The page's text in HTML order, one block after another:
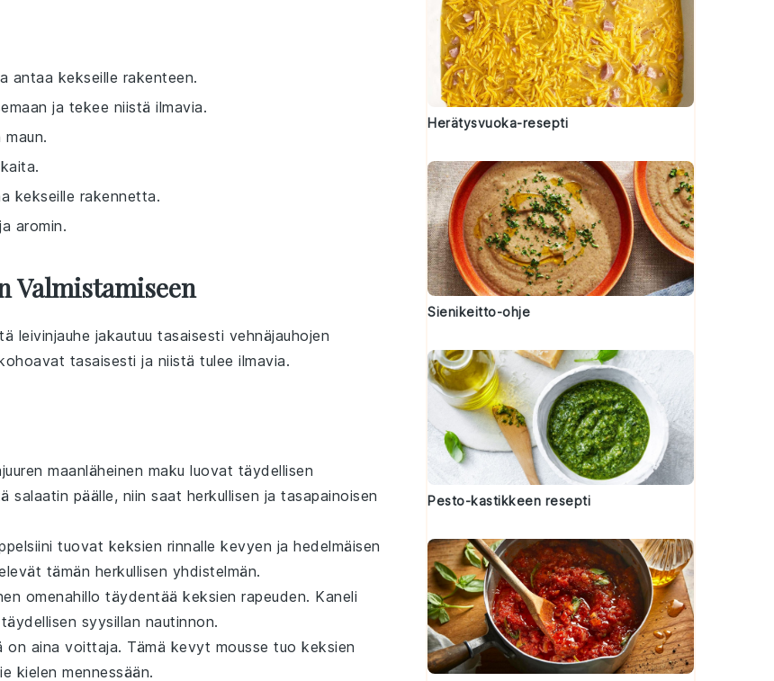
antaa kekseille rakenteen.
ja tekee niistä ilmavia.
kekseille rakennetta.
aromin.
Valmistamiseen
leivinjauhe jakautuu tasaisesti vehnäjauhojen
tasaisesti ja niistä tulee ilmavia.
maanläheinen maku luovat täydellisen
salaatin päälle, niin saat herkullisen ja tasapainoisen
tuovat keksien rinnalle kevyen ja hedelmäisen
tämän herkullisen yhdistelmän.
omenahillo täydentää keksien rapeuden. Kaneli
syysillan nautinnon.
on aina voittaja. Tämä kevyt mousse tuo keksien
kielen mennessään.
Herätysvuoka-resepti
Sienikeitto-ohje
Pesto-kastikkeen resepti